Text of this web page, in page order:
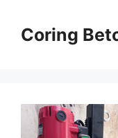
contentCoring